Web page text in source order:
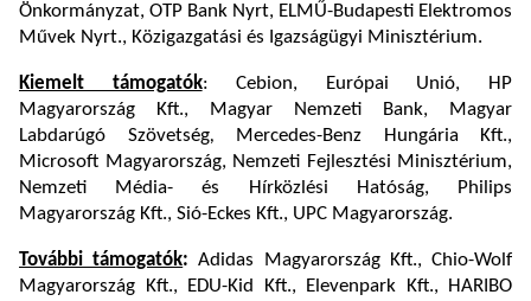
Önkormányzat, OTP Bank Nyrt, ELMŰ-Budapesti Elektromos
Művek Nyrt., Közigazgatási és Igazságügyi Minisztérium.
Kiemelt támogatók: Cebion, Európai Unió, HP
Magyarország Kft., Magyar Nemzeti Bank, Magyar
Labdarúgó Szövetség,
Mercedes-Benz Hungária Kft.,
Microsoft Magyarország, Nemzeti Fejlesztési Minisztérium,
Nemzeti Média- és Hírközlési Hatóság, Philips
Magyarország Kft., Sió-Eckes Kft., UPC Magyarország.
További támogatók: Adidas Magyarország Kft., Chio-Wolf
Magyarország Kft., EDU-Kid Kft., Elevenpark Kft., HARIBO